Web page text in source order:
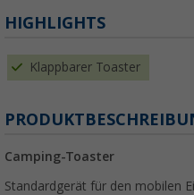
HIGHLIGHTS
Klappbarer Toaster
Camping-Toaster
Standardgerät für den mobilen